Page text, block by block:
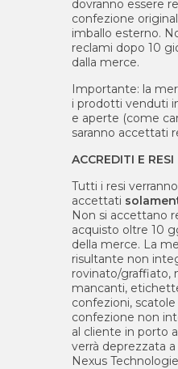
dovranno essere
confezione
imballo esterno.
reclami dopo 10
dalla merce.
Importante: la
i prodotti venduti
e aperte (come
saranno accettati
ACCREDITI E RESI
Tutti i resi verranno
accettati
Non si accettano
acquisto oltre 10
della merce. La
risultante non
rovinato/graffiato,
mancanti,
confezioni,
confezione non
al cliente in porto
verrà deprezzata
Nexus